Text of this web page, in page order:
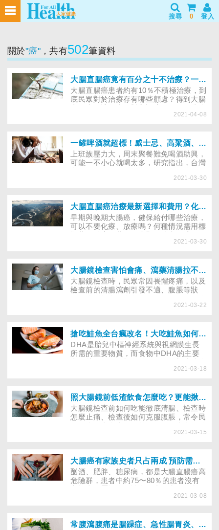
搜尋 0 登入
關於"癌"，共有502筆資料
大腸直腸癌竟有百分之十不治療？一表掌握全台求助資源、腸癌病友團體
大腸直腸癌患者約有10％不積極治療，到
底民眾對於治療存有哪些顧慮？得到大腸
友團體可分享經驗，協助病人相互支持，
2021-04-08
一罐啤酒就超標！威士忌、高粱酒、葡萄酒濃度大不同，一表看喝下多少酒精量
上班族壓力大，周末聚餐難免喝酒助興，
可能一不小心就喝太多，研究指出，台灣
啤酒、紅酒含高粱酒，每100c.c會喝進的
2021-03-30
大腸直腸癌治療最新選擇和費用？化療、放療和標靶藥物治療哪些有健保給付？
早期與晚期大腸癌，健保給付哪些治療，
可以不要化療、放療嗎？何種情況需用標
復發率如何？手術後如何避免腸道沾黏？
2021-03-30
大腸鏡檢查害怕會痛、瀉藥清腸拉不停、脹氣不適？醫師DIY揭檢查細節：真的不痛！
大腸鏡檢查時，民眾常因畏懼疼痛，以及
檢查前的清腸瀉劑引發不適、腹脹等狀
大腸鏡可選擇，且已有方法降低清腸及脹
2021-03-22
搶吃鮭魚全台瘋改名！大吃鮭魚如何避免吃到化學殘留物？
DHA是胎兒中樞神經系統與視網膜生長
所需的重要物質，而食物中DHA的主要
近海魚類高3～4倍，但其所含的油脂正是
60％腦重量亦由脂肪酸組成，故所食入的
油脂型態對人體細胞膜相當重要。因此，
過去多建議孕婦每星期吃2～3次含
omega-3多元不飽和脂肪酸豐富的魚類，
以提供適量的DHA。然而，最近科學
不已。
2021-03-18
照大腸鏡前低渣飲食怎麼吃？更能揪出癌變息肉
大腸鏡檢查前如何吃能徹底清腸、檢查時
怎麼止痛、檢查後如何克服腹脹，常令民
可選擇， 且已有方法降低清腸及脹氣不
2021-03-15
大腸癌有家族史者只占兩成 預防需破解５大盲點
酗酒、肥胖、糖尿病，都是大腸直腸癌高
危險群，患者中約75〜80％的患者沒有
的認知常讓民眾掉以輕心，唯有減少篩檢
2021-03-08
常腹瀉腹痛是腸躁症、急性腸胃炎、闌尾炎還是大腸癌警訊？